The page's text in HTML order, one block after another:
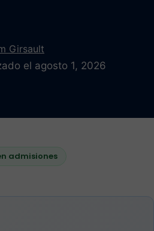
Girsault
el agosto 1, 2026
admisiones